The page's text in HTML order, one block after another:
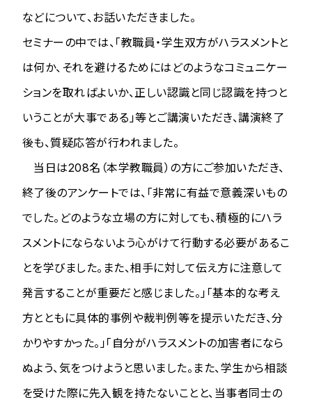
などについて、お話いただきました。
セミナーの中では、「教職員・学生双方がハラスメントと
は何か、それを避けるためにはどのようなコミュニケー
ションを取ればよいか、正しい認識と同じ認識を持つと
いうことが大事である」等とご講演いただき、講演終了
後も、質疑応答が行われました。
当日は208名（本学教職員）の方にご参加いただき、
終了後のアンケートでは、「非常に有益で意義深いもの
でした。どのような立場の方に対しても、積極的にハラ
スメントにならないよう心がけて行動する必要があるこ
とを学びました。また、相手に対して伝え方に注意して
発言することが重要だと感じました。」「基本的な考え
方とともに具体的事例や裁判例等を提示いただき、分
かりやすかった。」「自分がハラスメントの加害者になら
ぬよう、気をつけようと思いました。また、学生から相談
を受けた際に先入観を持たないことと、当事者同士の